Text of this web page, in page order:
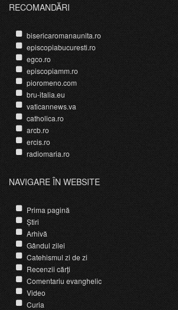
RECOMANDĂRI
bisericaromanaunita.ro
episcopiabucuresti.ro
egco.ro
episcopiamm.ro
pioromeno.com
bru-italia.eu
vaticannews.va
catholica.ro
arcb.ro
ercis.ro
radiomaria.ro
NAVIGARE ÎN WEBSITE
Prima pagină
Știri
Arhivă
Gândul zilei
Catehismul zi de zi
Recenzii cărți
Comentariu evanghelic
Video
Curia